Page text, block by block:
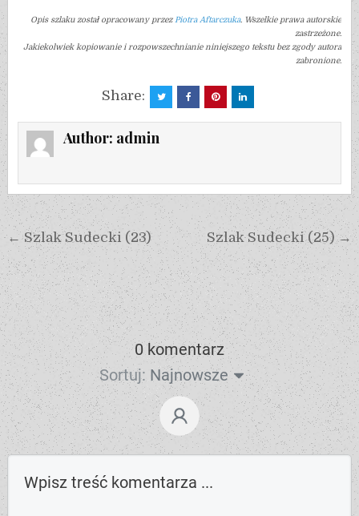
Opis szlaku został opracowany przez Piotra Aftarczuka. Wszelkie prawa autorskie
zastrzeżone.
Jakiekolwiek kopiowanie i rozpowszechnianie niniejszego tekstu bez zgody autora
zabronione.
Share:
Author: admin
← Szlak Sudecki (23) Szlak Sudecki (25) →
0 komentarz
Sortuj: Najnowsze